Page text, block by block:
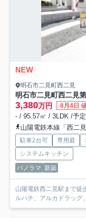
NEW
明石市二見町西二見
明石市二見町西二見
3,380万円 8月4日
- / 95.57㎡ / 3LDK /予定
山陽電鉄本線「西二
駐車2台可 専用庭
システムキッチン
パノラマ 新築
山陽電鉄西二見駅まで徒
ルハチ、アルカドラッグ